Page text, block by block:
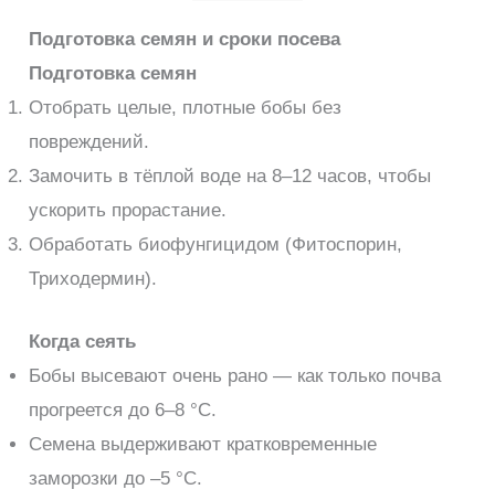
Подготовка семян и сроки посева
Подготовка семян
Отобрать целые, плотные бобы без
повреждений.
Замочить в тёплой воде на 8–12 часов, чтобы
ускорить прорастание.
Обработать биофунгицидом (Фитоспорин,
Триходермин).
Когда сеять
Бобы высевают очень рано — как только почва
прогреется до 6–8 °С.
Семена выдерживают кратковременные
заморозки до –5 °С.